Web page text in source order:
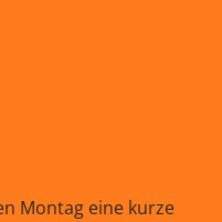
Montag eine kurze